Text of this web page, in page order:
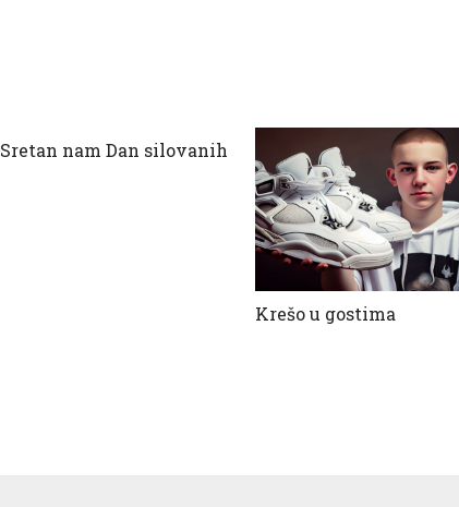
Sretan nam Dan silovanih
Krešo u gostima